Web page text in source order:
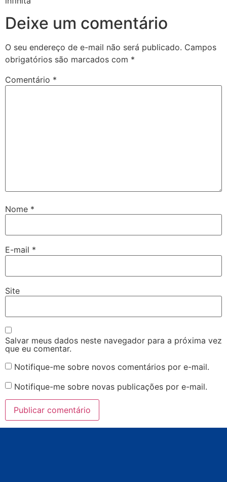
Deixe um comentário
O seu endereço de e-mail não será publicado. Campos
obrigatórios são marcados com *
Comentário *
Nome *
E-mail *
Site
Salvar meus dados neste navegador para a próxima vez
que eu comentar.
Notifique-me sobre novos comentários por e-mail.
Notifique-me sobre novas publicações por e-mail.